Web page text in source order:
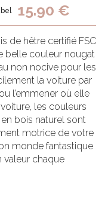
15.90 €
de hêtre certifié FSC
belle couleur nougat
non nocive pour les
la voiture par
l’emmener où elle
les couleurs
bois naturel sont
motrice de votre
monde fantastique
valeur chaque